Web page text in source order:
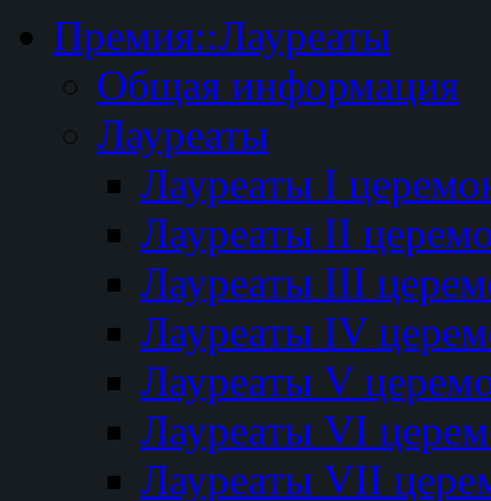
Премия::Лауреаты
Общая информация
Лауреаты
Лауреаты I
Лауреаты II
Лауреаты III
Лауреаты IV
Лауреаты V
Лауреаты VI
Лауреаты VII